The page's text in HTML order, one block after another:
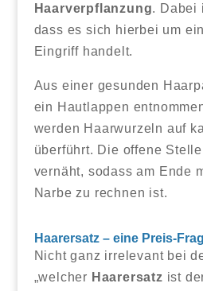
Haarverpflanzung. Dabei
dass es sich hierbei um
Eingriff handelt.
Aus einer gesunden
ein Hautlappen
werden Haarwurzeln auf
überführt. Die offene
vernäht, sodass am Ende
Narbe zu rechnen ist.
Haarersatz – eine Preis-
Nicht ganz irrelevant bei
„welcher Haarersatz ist